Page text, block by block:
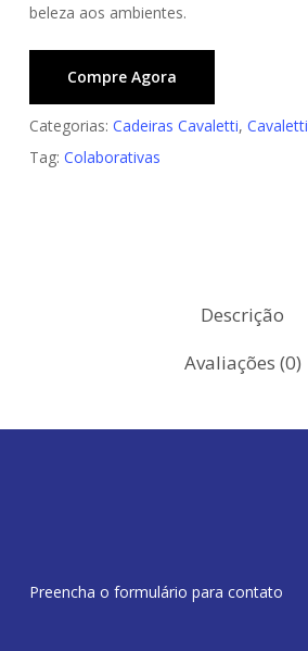
beleza aos ambientes.
Compre Agora
Categorias: Cadeiras Cavaletti, Cavaletti
Tag: Colaborativas
Descrição
Avaliações (0)
Preencha o formulário para contato